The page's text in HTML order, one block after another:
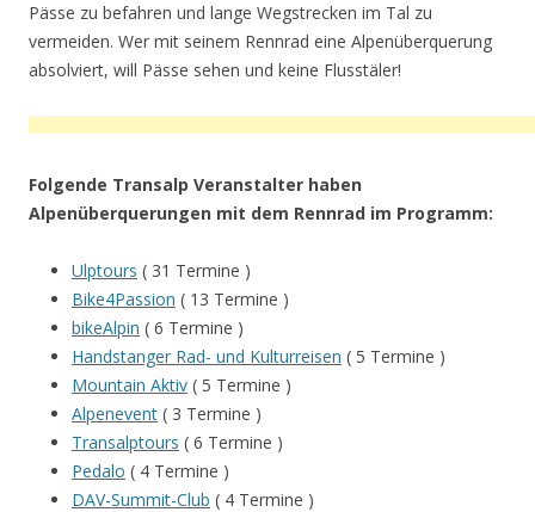
Pässe zu befahren und lange Wegstrecken im Tal zu
vermeiden. Wer mit seinem Rennrad eine Alpenüberquerung
absolviert, will Pässe sehen und keine Flusstäler!
Folgende Transalp Veranstalter haben
Alpenüberquerungen mit dem Rennrad im Programm:
Ulptours ( 31 Termine )
Bike4Passion ( 13 Termine )
bikeAlpin ( 6 Termine )
Handstanger Rad- und Kulturreisen ( 5 Termine )
Mountain Aktiv ( 5 Termine )
Alpenevent ( 3 Termine )
Transalptours ( 6 Termine )
Pedalo ( 4 Termine )
DAV-Summit-Club ( 4 Termine )